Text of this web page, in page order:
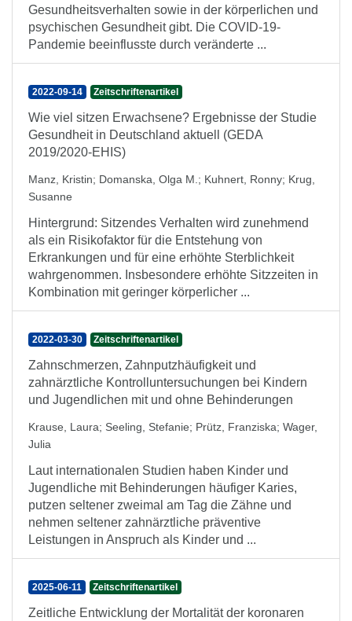
Gesundheitsverhalten sowie in der körperlichen und
psychischen Gesundheit gibt. Die COVID-19-
Pandemie beeinflusste durch veränderte ...
2022-09-14 Zeitschriftenartikel
Wie viel sitzen Erwachsene? Ergebnisse der Studie
Gesundheit in Deutschland aktuell (GEDA
2019/2020-EHIS)
Manz, Kristin; Domanska, Olga M. ; Kuhnert, Ronny; Krug,
Susanne
Hintergrund: Sitzendes Verhalten wird zunehmend
als ein Risikofaktor für die Entstehung von
Erkrankungen und für eine erhöhte Sterblichkeit
wahrgenommen. Insbesondere erhöhte Sitzzeiten in
Kombination mit geringer körperlicher ...
2022-03-30 Zeitschriftenartikel
Zahnschmerzen, Zahnputzhäufigkeit und
zahnärztliche Kontrolluntersuchungen bei Kindern
und Jugendlichen mit und ohne Behinderungen
Krause, Laura; Seeling, Stefanie; Prütz, Franziska; Wager,
Julia
Laut internationalen Studien haben Kinder und
Jugendliche mit Behinderungen häufiger Karies,
putzen seltener zweimal am Tag die Zähne und
nehmen seltener zahnärztliche präventive
Leistungen in Anspruch als Kinder und ...
2025-06-11 Zeitschriftenartikel
Zeitliche Entwicklung der Mortalität der koronaren